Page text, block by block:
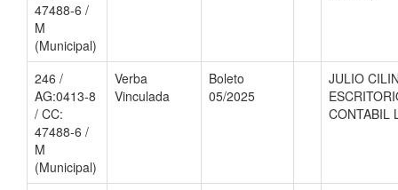
47488-6 /
M
(Municipal)
246 /
AG:0413-8
/ CC:
47488-6 /
M
(Municipal)
Verba
Vinculada
Boleto
05/2025
JULIO
CONTABIL